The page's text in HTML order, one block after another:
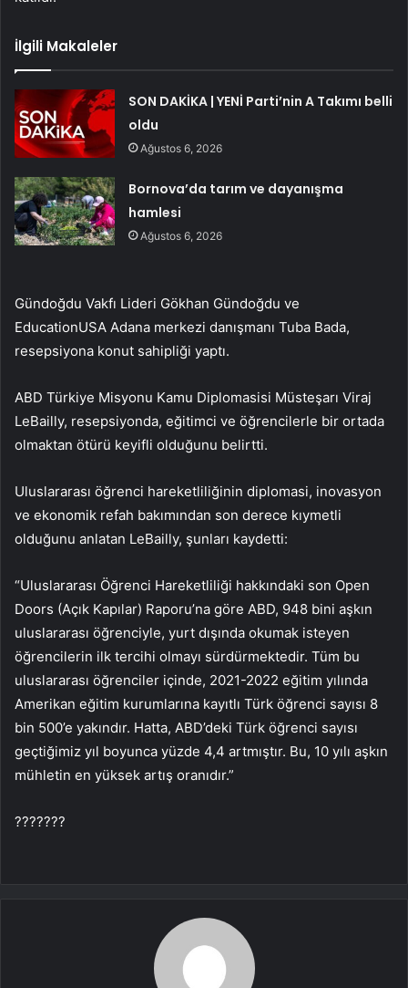
İlgili Makaleler
SON DAKİKA | YENİ Parti’nin A Takımı belli
oldu
Ağustos 6, 2026
Bornova’da tarım ve dayanışma
hamlesi
Ağustos 6, 2026
Gündoğdu Vakfı Lideri Gökhan Gündoğdu ve
EducationUSA Adana merkezi danışmanı Tuba Bada,
resepsiyona konut sahipliği yaptı.
ABD Türkiye Misyonu Kamu Diplomasisi Müsteşarı Viraj
LeBailly, resepsiyonda, eğitimci ve öğrencilerle bir ortada
olmaktan ötürü keyifli olduğunu belirtti.
Uluslararası öğrenci hareketliliğinin diplomasi, inovasyon
ve ekonomik refah bakımından son derece kıymetli
olduğunu anlatan LeBailly, şunları kaydetti:
“Uluslararası Öğrenci Hareketliliği hakkındaki son Open
Doors (Açık Kapılar) Raporu’na göre ABD, 948 bini aşkın
uluslararası öğrenciyle, yurt dışında okumak isteyen
öğrencilerin ilk tercihi olmayı sürdürmektedir. Tüm bu
uluslararası öğrenciler içinde, 2021-2022 eğitim yılında
Amerikan eğitim kurumlarına kayıtlı Türk öğrenci sayısı 8
bin 500’e yakındır. Hatta, ABD’deki Türk öğrenci sayısı
geçtiğimiz yıl boyunca yüzde 4,4 artmıştır. Bu, 10 yılı aşkın
mühletin en yüksek artış oranıdır.”
???????